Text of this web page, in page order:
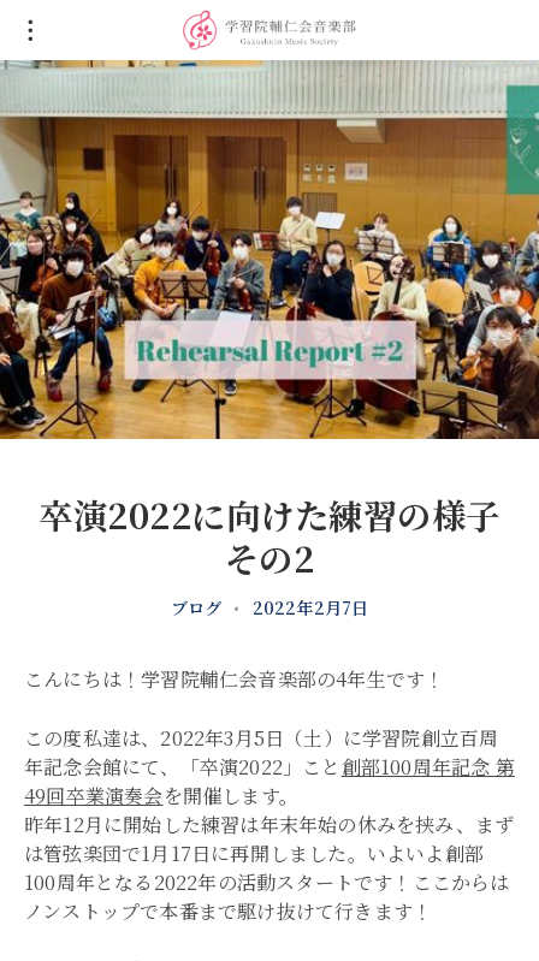
卒演2022に向けた練習の様子
その2
ブログ • 2022年2月7日
こんにちは！学習院輔仁会音楽部の4年生です！
この度私達は、2022年3月5日（土）に学習院創立百周
年記念会館にて、「卒演2022」こと創部100周年記念 第
49回卒業演奏会を開催します。
昨年12月に開始した練習は年末年始の休みを挟み、まず
は管弦楽団で1月17日に再開しました。いよいよ創部
100周年となる2022年の活動スタートです！ここからは
ノンストップで本番まで駆け抜けて行きます！